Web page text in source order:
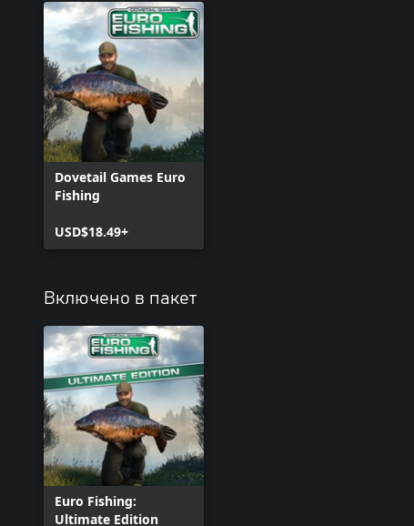
Dovetail Games Euro
Fishing
USD$18.49+
Включено в пакет
Euro Fishing:
Ultimate Edition